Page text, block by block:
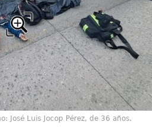
José Luis Jocop Pérez, de 36 años.